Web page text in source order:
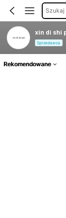
xin di shi
Sprzedawca
Rekomendowane